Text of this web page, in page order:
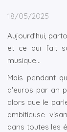
18/05/2025
Aujourd’hui,
et ce qui fait
musique…
Mais pendant
d'euros par an
alors que le
ambitieuse
dans toutes les